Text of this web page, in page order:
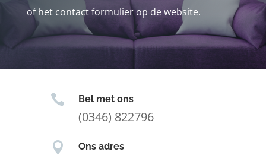
of het contact formulier op de website.
 Bel met ons
(0346) 822796
 Ons adres